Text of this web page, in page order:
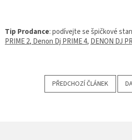
Tip Prodance: podívejte se špičkové
PRIME 2,Denon Dj PRIME 4,DENON DJ
PŘEDCHOZÍ ČLÁNEK